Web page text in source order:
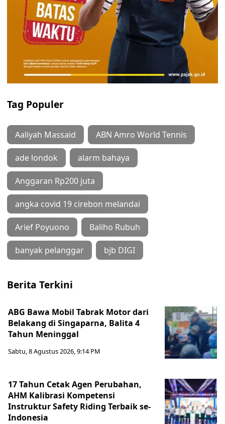
Tag Populer
Aaliyah Massaid ABN Amro World Tennis
ade londok alarm bahaya
Anggaran Rp200 juta
angka covid 19 cirebon melandai
Arief Poyuono Baliho Rubuh
banyak pelanggar bjb DIGI
Berita Terkini
ABG Bawa Mobil Tabrak Motor dari
Belakang di Singaparna, Balita 4
Tahun Meninggal
Sabtu, 8 Agustus 2026, 9:14 PM
17 Tahun Cetak Agen Perubahan,
AHM Kalibrasi Kompetensi
Instruktur Safety Riding Terbaik se-
Indonesia